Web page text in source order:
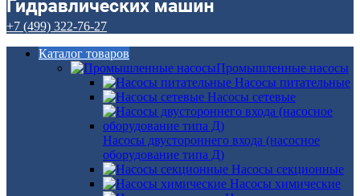
+7 (499) 322-76-27
Каталог товаров
Промышленные насосы
Насосы питательные
Насосы сетевые
Насосы двустороннего входа (насосное
оборудование типа Д)
Насосы секционные
Насосы химические